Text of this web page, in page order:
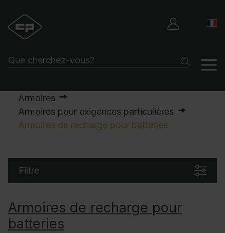
Armoires
Armoires pour exigences particulières
Armoires de recharge pour batteries
Filtre
Armoires de recharge pour
batteries